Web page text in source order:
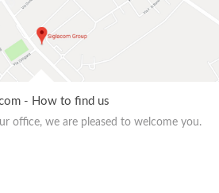
- How to find us
office, we are pleased to welcome you.